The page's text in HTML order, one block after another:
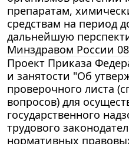
препаратам,
средствам на период
дальнейшую
Минздравом России
Проект Приказа
и занятости "Об
проверочного листа
вопросов) для
государственного
трудового
нормативных